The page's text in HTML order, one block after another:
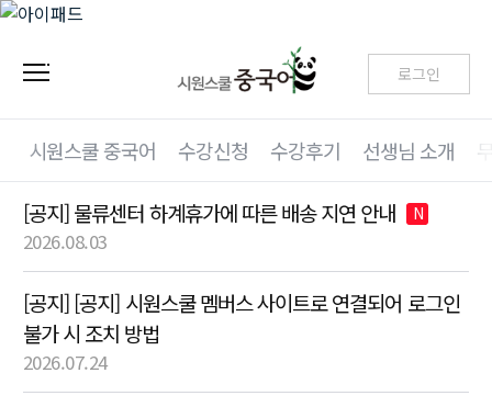
로그인
시원스쿨 중국어 수강신청 수강후기 선생님 소개
[공지] 물류센터 하계휴가에 따른 배송 지연 안내 N
2026.08.03
[공지] [공지] 시원스쿨 멤버스 사이트로 연결되어 로그인
불가 시 조치 방법
2026.07.24